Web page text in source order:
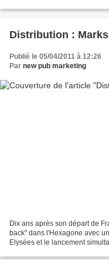
Distribution :
Publié le 05/04/2011 à 12:26
Par new pub marketing
Dix ans après son départ de
back" dans l'Hexagone avec
Elysées et le lancement